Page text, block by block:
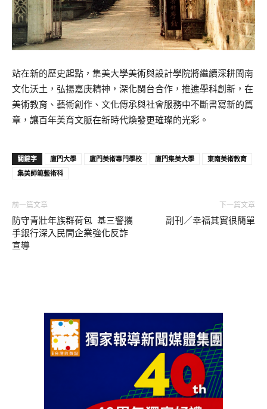
站在新的歷史起點，集美大學美術與設計學院將繼續深耕閩南
文化沃土，弘揚嘉庚精神，深化閩台合作，推進學科創新，在
美術教育、藝術創作、文化傳承與社會服務中不斷書寫新的篇
章，讓百年美育文脈在新時代煥發更璀璨的光彩。
關鍵字 廈門大學 廈門美術專門學校 廈門集美大學
東南美術教育
集美師範藝術科
前一篇文章
防守青壯年族群荷包 基三警攜
手銀行深入民間企業強化反詐
宣導
下一篇文章
副刊／幸福其實很簡單